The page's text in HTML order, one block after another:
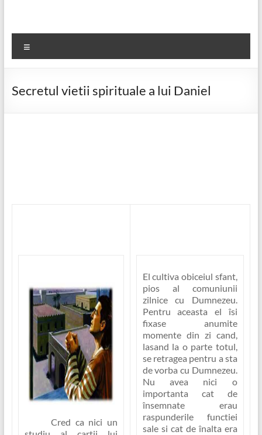
Secretul vietii spirituale a lui Daniel
Cred ca nici un
El cultiva obiceiul sfant,
pios al comuniunii
zilnice cu Dumnezeu.
Pentru aceasta el îsi
fixase anumite
momente din zi cand,
lasand la o parte totul,
se retragea pentru a sta
de vorba cu Dumnezeu.
Nu avea nici o
importanta cat de
însemnate erau
raspunderile functiei
sale si cat de înalta era